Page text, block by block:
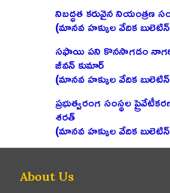
నిబద్ధత కరువైన నియంత్రణ
(మానవ హక్కుల వేదిక
సఫాయి పని కొనసాగడం
జీవన్‌ కుమార్‌
(మానవ హక్కుల వేదిక
ప్రభుత్వరంగ సంస్థల
శరత్‌
(మానవ హక్కుల వేదిక
About Us